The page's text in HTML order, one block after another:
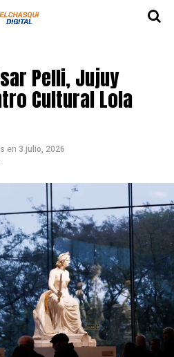
Pelli, Jujuy
Cultural Lola
en 3 julio, 2026